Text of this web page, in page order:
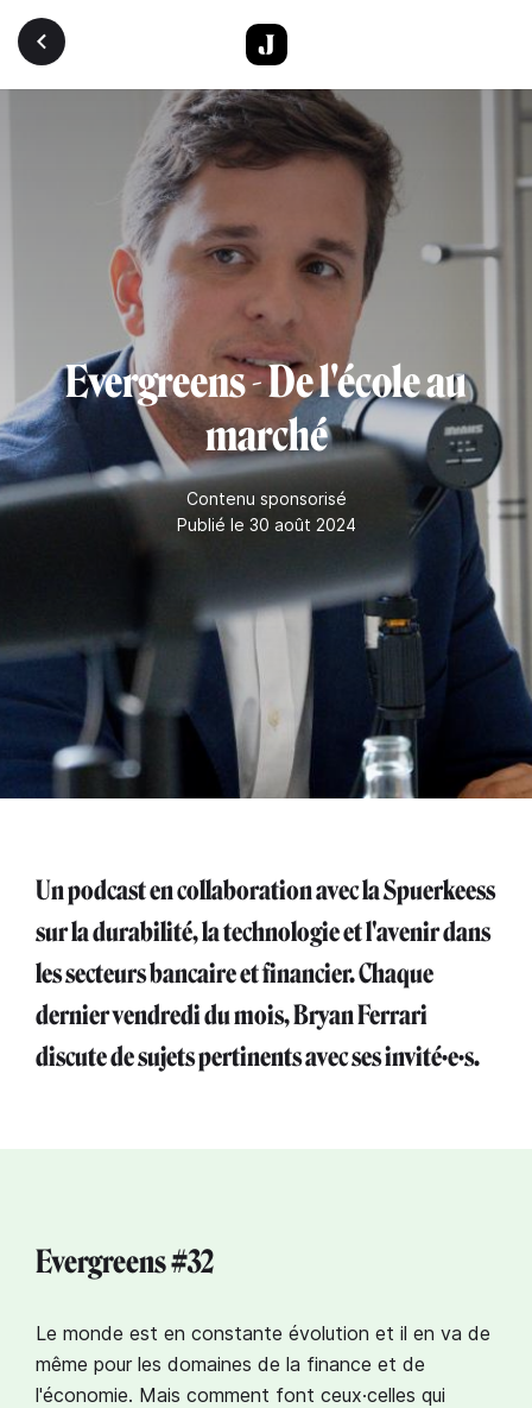
Aller au contenu principal
Evergreens - De l'école au
marché
Contenu sponsorisé
Publié le 30 août 2024
Un podcast en collaboration avec la Spuerkeess
sur la durabilité, la technologie et l'avenir dans
les secteurs bancaire et financier. Chaque
dernier vendredi du mois, Bryan Ferrari
discute de sujets pertinents avec ses invité·e·s.
Evergreens #32
Le monde est en constante évolution et il en va de
même pour les domaines de la finance et de
l'économie. Mais comment font ceux·celles qui